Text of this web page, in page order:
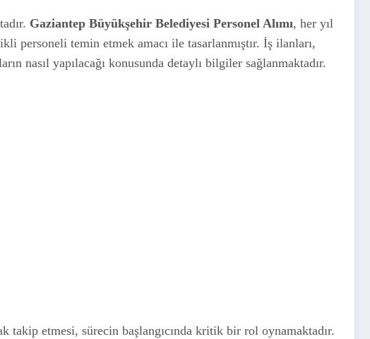
Gaziantep Büyükşehir Belediyesi Personel Alımı, her yıl
temin etmek amacı ile tasarlanmıştır. İş ilanları,
nasıl yapılacağı konusunda detaylı bilgiler sağlanmaktadır.
takip etmesi, sürecin başlangıcında kritik bir rol oynamaktadır.